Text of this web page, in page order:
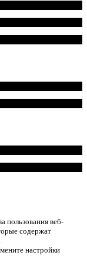
пользования веб-
содержат
настройки